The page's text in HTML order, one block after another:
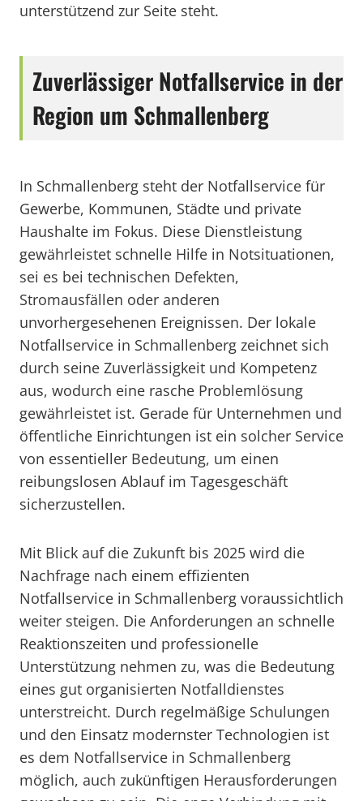
unterstützend zur Seite steht.
Zuverlässiger Notfallservice in der
Region um Schmallenberg
In Schmallenberg steht der Notfallservice für
Gewerbe, Kommunen, Städte und private
Haushalte im Fokus. Diese Dienstleistung
gewährleistet schnelle Hilfe in Notsituationen,
sei es bei technischen Defekten,
Stromausfällen oder anderen
unvorhergesehenen Ereignissen. Der lokale
Notfallservice in Schmallenberg zeichnet sich
durch seine Zuverlässigkeit und Kompetenz
aus, wodurch eine rasche Problemlösung
gewährleistet ist. Gerade für Unternehmen und
öffentliche Einrichtungen ist ein solcher Service
von essentieller Bedeutung, um einen
reibungslosen Ablauf im Tagesgeschäft
sicherzustellen.
Mit Blick auf die Zukunft bis 2025 wird die
Nachfrage nach einem effizienten
Notfallservice in Schmallenberg voraussichtlich
weiter steigen. Die Anforderungen an schnelle
Reaktionszeiten und professionelle
Unterstützung nehmen zu, was die Bedeutung
eines gut organisierten Notfalldienstes
unterstreicht. Durch regelmäßige Schulungen
und den Einsatz modernster Technologien ist
es dem Notfallservice in Schmallenberg
möglich, auch zukünftigen Herausforderungen